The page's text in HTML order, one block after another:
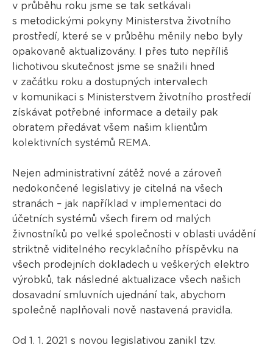
v průběhu roku jsme se tak setkávali
s metodickými pokyny Ministerstva životního
prostředí, které se v průběhu měnily nebo byly
opakovaně aktualizovány. I přes tuto nepříliš
lichotivou skutečnost jsme se snažili hned
v začátku roku a dostupných intervalech
v komunikaci s Ministerstvem životního prostředí
získávat potřebné informace a detaily pak
obratem předávat všem našim klientům
kolektivních systémů REMA.
Nejen administrativní zátěž nové a zároveň
nedokončené legislativy je citelná na všech
stranách – jak například v implementaci do
účetních systémů všech firem od malých
živnostníků po velké společnosti v oblasti uvádění
striktně viditelného recyklačního příspěvku na
všech prodejních dokladech u veškerých elektro
výrobků, tak následné aktualizace všech našich
dosavadní smluvních ujednání tak, abychom
společně naplňovali nově nastavená pravidla.
Od 1. 1. 2021 s novou legislativou zanikl tzv.